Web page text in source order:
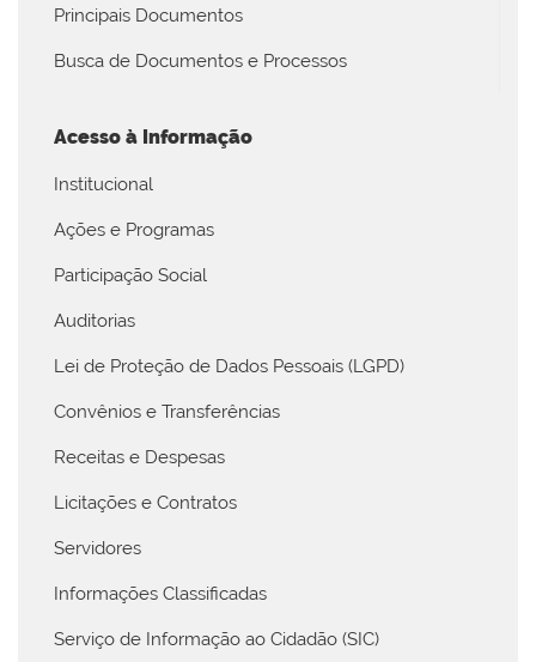
Principais Documentos
Busca de Documentos e Processos
Acesso à Informação
Institucional
Ações e Programas
Participação Social
Auditorias
Lei de Proteção de Dados Pessoais (LGPD)
Convênios e Transferências
Receitas e Despesas
Licitações e Contratos
Servidores
Informações Classificadas
Serviço de Informação ao Cidadão (SIC)